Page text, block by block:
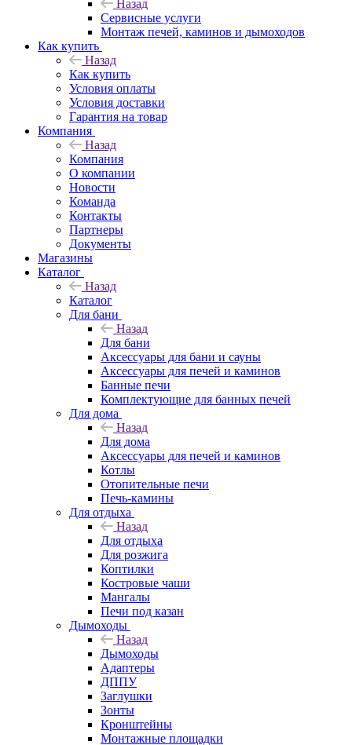
Назад
Сервисные услуги
Монтаж печей, каминов и дымоходов
Как купить
Назад
Как купить
Условия оплаты
Условия доставки
Гарантия на товар
Компания
Назад
Компания
О компании
Новости
Команда
Контакты
Партнеры
Документы
Магазины
Каталог
Назад
Каталог
Для бани
Назад
Для бани
Аксессуары для бани и сауны
Аксессуары для печей и каминов
Банные печи
Комплектующие для банных печей
Для дома
Назад
Для дома
Аксессуары для печей и каминов
Котлы
Отопительные печи
Печь-камины
Для отдыха
Назад
Для отдыха
Для розжига
Коптилки
Костровые чаши
Мангалы
Печи под казан
Дымоходы
Назад
Дымоходы
Адаптеры
ДППУ
Заглушки
Зонты
Кронштейны
Монтажные площадки